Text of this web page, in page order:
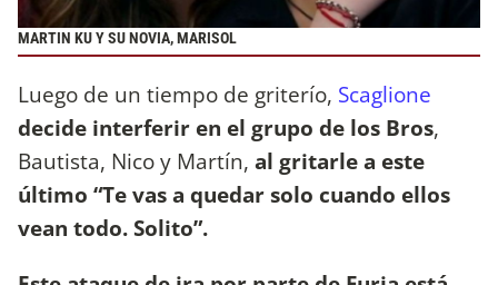
MARTIN KU Y SU NOVIA, MARISOL
Luego de un tiempo de griterío, Scaglione
decide interferir en el grupo de los Bros,
Bautista, Nico y Martín, al gritarle a este
último “Te vas a quedar solo cuando ellos
vean todo. Solito”.